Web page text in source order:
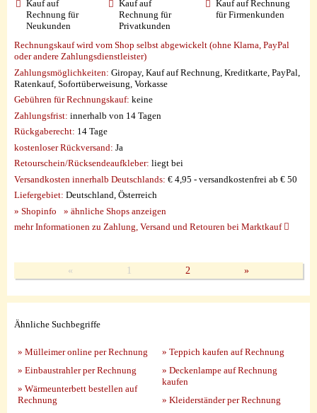
Kauf auf
Rechnung für
Neukunden
Kauf auf
Rechnung für
Privatkunden
Kauf auf Rechnung
für Firmenkunden
Rechnungskauf wird vom Shop selbst abgewickelt (ohne Klarna, PayPal
oder andere Zahlungsdienstleister)
Zahlungsmöglichkeiten: Giropay, Kauf auf Rechnung, Kreditkarte, PayPal,
Ratenkauf, Sofortüberweisung, Vorkasse
Gebühren für Rechnungskauf: keine
Zahlungsfrist: innerhalb von 14 Tagen
Rückgaberecht: 14 Tage
kostenloser Rückversand: Ja
Retourschein/Rücksendeaufkleber: liegt bei
Versandkosten innerhalb Deutschlands: € 4,95 - versandkostenfrei ab € 50
Liefergebiet: Deutschland, Österreich
» Shopinfo
» ähnliche Shops anzeigen
mehr Informationen zu Zahlung, Versand und Retouren bei Marktkauf
« 1 2 »
Ähnliche Suchbegriffe
» Mülleimer online per Rechnung
» Einbaustrahler per Rechnung
» Wärmeunterbett bestellen auf
Rechnung
» Teppich kaufen auf Rechnung
» Deckenlampe auf Rechnung
kaufen
» Kleiderständer per Rechnung